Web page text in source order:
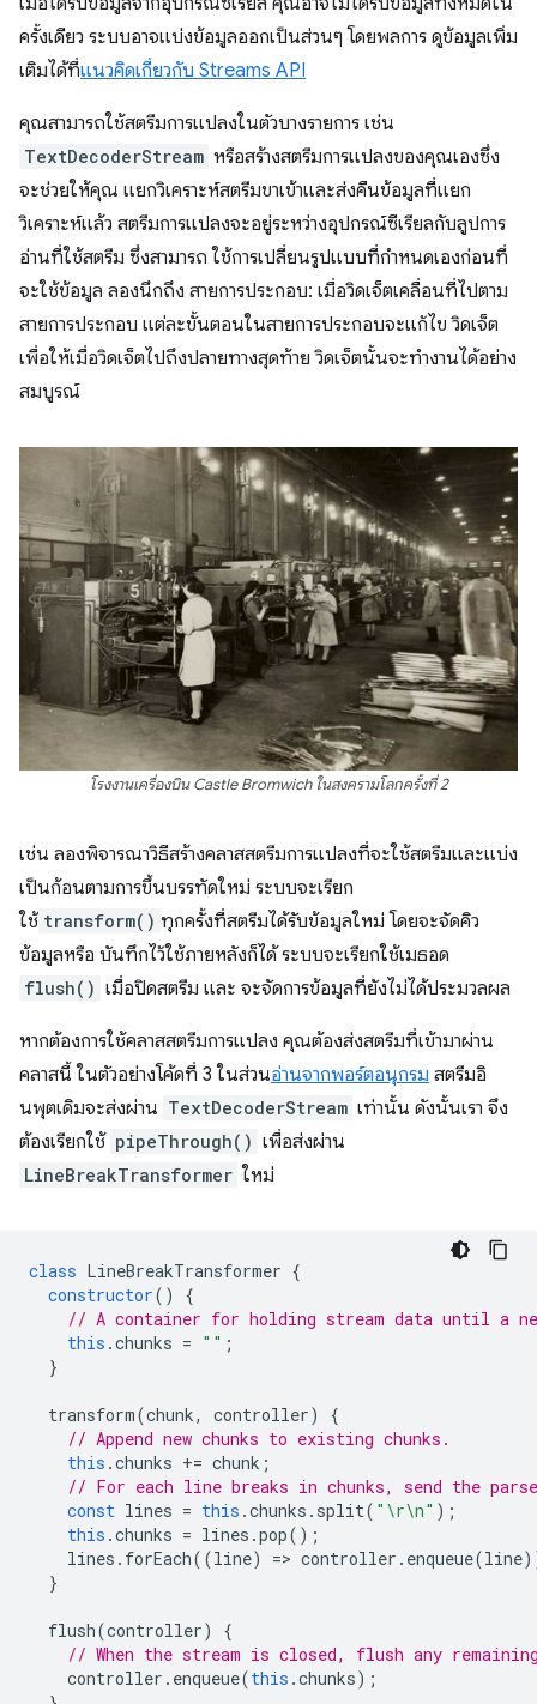
ครั้งเดียว ระบบอาจแบ่งข้อมูลออกเป็นส่วนๆ โดยพลการ ดูข้อมูลเพิ่ม
เติมได้ที่แนวคิดเกี่ยวกับ Streams API
คุณสามารถใช้สตรีมการแปลงในตัวบางรายการ เช่น
TextDecoderStream หรือสร้างสตรีมการแปลงของคุณเองซึ่ง
จะช่วยให้คุณ แยกวิเคราะห์สตรีมขาเข้าและส่งคืนข้อมูลที่แยก
วิเคราะห์แล้ว สตรีมการแปลงจะอยู่ระหว่างอุปกรณ์ซีเรียลกับลูปการ
อ่านที่ใช้สตรีม ซึ่งสามารถ ใช้การเปลี่ยนรูปแบบที่กำหนดเองก่อนที่
จะใช้ข้อมูล ลองนึกถึง สายการประกอบ: เมื่อวิดเจ็ตเคลื่อนที่ไปตาม
สายการประกอบ แต่ละขั้นตอนในสายการประกอบจะแก้ไข วิดเจ็ต
เพื่อให้เมื่อวิดเจ็ตไปถึงปลายทางสุดท้าย วิดเจ็ตนั้นจะทำงานได้อย่าง
สมบูรณ์
โรงงานเครื่องบิน Castle Bromwich ในสงครามโลกครั้งที่ 2
เช่น ลองพิจารณาวิธีสร้างคลาสสตรีมการแปลงที่จะใช้สตรีมและแบ่ง
เป็นก้อนตามการขึ้นบรรทัดใหม่ ระบบจะเรียก
ใช้ transform() ทุกครั้งที่สตรีมได้รับข้อมูลใหม่ โดยจะจัดคิว
ข้อมูลหรือ บันทึกไว้ใช้ภายหลังก็ได้ ระบบจะเรียกใช้เมธอด
flush() เมื่อปิดสตรีม และ จะจัดการข้อมูลที่ยังไม่ได้ประมวลผล
หากต้องการใช้คลาสสตรีมการแปลง คุณต้องส่งสตรีมที่เข้ามาผ่าน
คลาสนี้ ในตัวอย่างโค้ดที่ 3 ในส่วนอ่านจากพอร์ตอนุกรม สตรีมอิ
นพุตเดิมจะส่งผ่าน TextDecoderStream เท่านั้น ดังนั้นเรา จึง
ต้องเรียกใช้ pipeThrough() เพื่อส่งผ่าน
LineBreakTransformer ใหม่
class LineBreakTransformer {
constructor()
{
// A container for holding stream data until a
this .chunks = "" ;
}
transform(chunk, controller)
{
// Append new chunks to existing chunks.
this .chunks += chunk ;
// For each line breaks in chunks, send the
const lines = this .chunks . split( "\r\n" );
this .chunks = lines .pop();
lines . forEach((line) => controller . enqueue(line
}
flush(controller)
{
// When the stream is closed, flush any
controller . enqueue(this .chunks);